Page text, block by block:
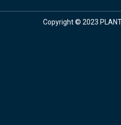
Copyright © 2023